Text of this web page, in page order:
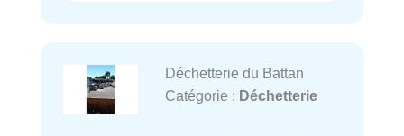
Déchetterie du Battan
Catégorie : Déchetterie